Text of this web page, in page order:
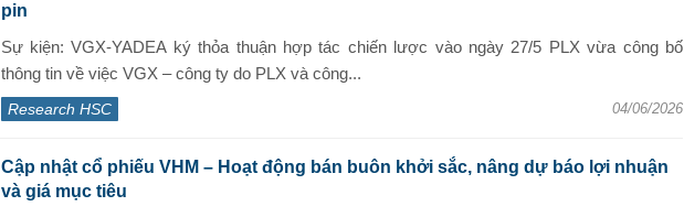
pin
Sự kiện: VGX-YADEA ký thỏa thuận hợp tác chiến lược vào ngày 27/5 PLX vừa công bố
thông tin về việc VGX – công ty do PLX và công...
Research HSC 04/06/2026
Cập nhật cổ phiếu VHM – Hoạt động bán buôn khởi sắc, nâng dự báo lợi nhuận
và giá mục tiêu